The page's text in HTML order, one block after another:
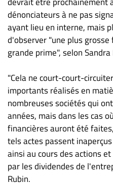
dénonciateurs à ne pas
ayant lieu en interne, mais
d'observer "une plus
grande prime", selon Sandra
"Cela ne court-court-
importants réalisés en
nombreuses sociétés qui
années, mais dans les cas
financières auront été
tels actes passent
ainsi au cours des actions
par les dividendes de
Rubin.